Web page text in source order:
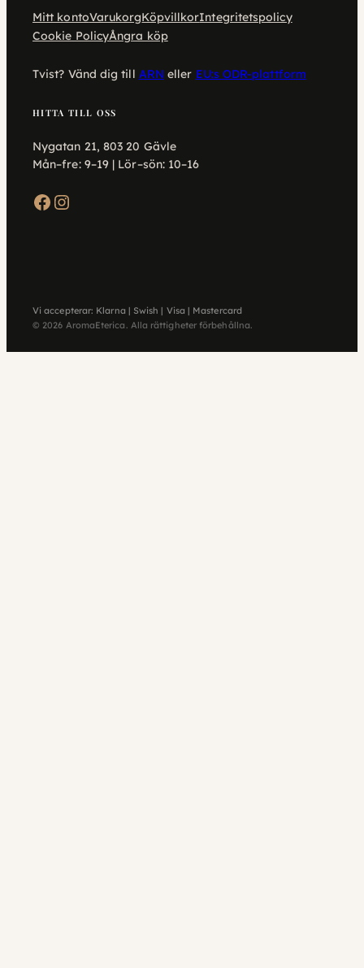
Mitt kontoVarukorgKöpvillkorIntegritetspolicy
Cookie PolicyÅngra köp
Tvist? Vänd dig till ARN eller EU:s ODR-plattform
HITTA TILL OSS
Nygatan 21, 803 20 Gävle
Mån–fre: 9–19 | Lör–sön: 10–16
Facebook Instagram
Vi accepterar: Klarna | Swish | Visa | Mastercard
© 2026 AromaEterica. Alla rättigheter förbehållna.